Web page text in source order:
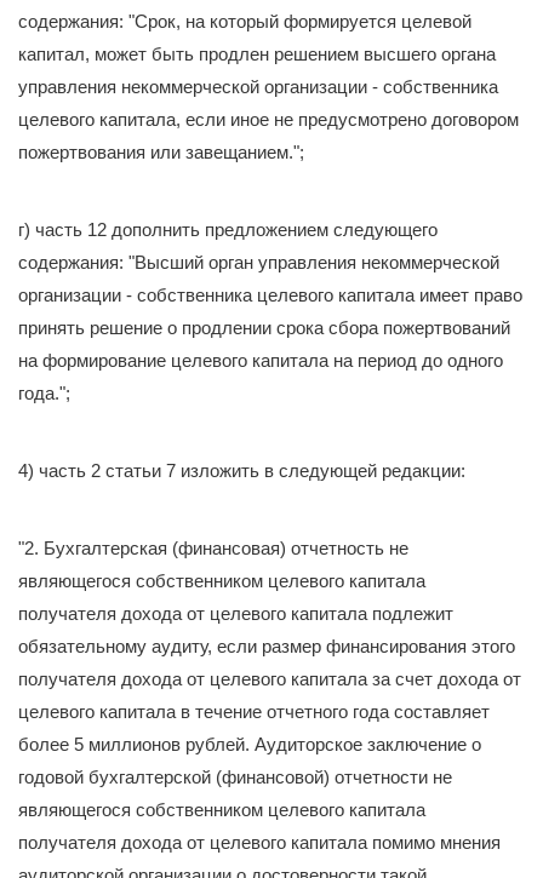
содержания: "Срок, на который формируется целевой
капитал, может быть продлен решением высшего органа
управления некоммерческой организации - собственника
целевого капитала, если иное не предусмотрено договором
пожертвования или завещанием.";
г) часть 12 дополнить предложением следующего
содержания: "Высший орган управления некоммерческой
организации - собственника целевого капитала имеет право
принять решение о продлении срока сбора пожертвований
на формирование целевого капитала на период до одного
года.";
4) часть 2 статьи 7 изложить в следующей редакции:
"2. Бухгалтерская (финансовая) отчетность не
являющегося собственником целевого капитала
получателя дохода от целевого капитала подлежит
обязательному аудиту, если размер финансирования этого
получателя дохода от целевого капитала за счет дохода от
целевого капитала в течение отчетного года составляет
более 5 миллионов рублей. Аудиторское заключение о
годовой бухгалтерской (финансовой) отчетности не
являющегося собственником целевого капитала
получателя дохода от целевого капитала помимо мнения